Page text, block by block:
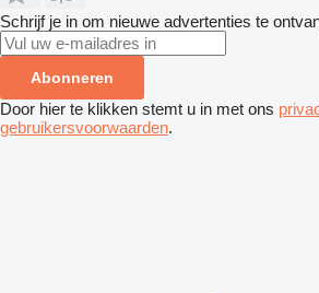
Schrijf je in om nieuwe advertenties te
Abonneren
Door hier te klikken stemt u in met ons
gebruikersvoorwaarden.